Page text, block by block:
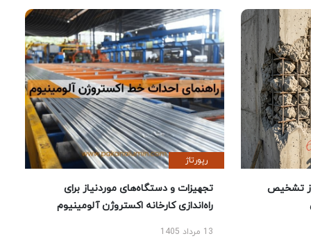
تشخیص
رپورتاژ
تجهیزات و دستگاه‌های موردنیاز برای
راه‌اندازی کارخانه اکستروژن آلومینیوم
13 مرداد 1405